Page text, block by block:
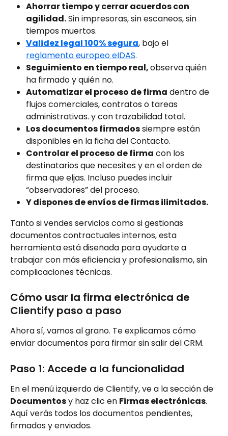
Ahorrar tiempo y cerrar acuerdos con
agilidad. Sin impresoras, sin escaneos, sin
tiempos muertos.
Validez legal 100% segura, bajo el
reglamento europeo eIDAS.
Seguimiento en tiempo real, observa quién
ha firmado y quién no.
Automatizar el proceso de firma dentro de
flujos comerciales, contratos o tareas
administrativas. y con trazabilidad total.
Los documentos firmados siempre están
disponibles en la ficha del Contacto.
Controlar el proceso de firma con los
destinatarios que necesites y en el orden de
firma que eljas. Incluso puedes incluir
“observadores” del proceso.
Y dispones de envíos de firmas ilimitados.
Tanto si vendes servicios como si gestionas
documentos contractuales internos, esta
herramienta está diseñada para ayudarte a
trabajar con más eficiencia y profesionalismo, sin
complicaciones técnicas.
Cómo usar la firma electrónica de
Clientify paso a paso
Ahora sí, vamos al grano. Te explicamos cómo
enviar documentos para firmar sin salir del CRM.
Paso 1: Accede a la funcionalidad
En el menú izquierdo de Clientify, ve a la sección de
Documentos y haz clic en Firmas electrónicas.
Aquí verás todos los documentos pendientes,
firmados y enviados.